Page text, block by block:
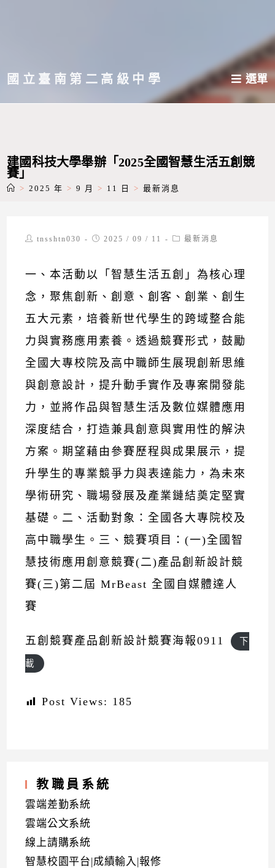
主國立臺南第二高級中學 選單
建國科技大學舉辦「2025全國智慧生活五創競
賽」
> 2025 年 > 9 月 > 11 日 > 最新消息
Posttnsshtn030
Post2025 / 09 / 11
Post最新消息
一、本活動以「智慧生活五創」為核心理
念，聚焦創新、創意、創客、創業、創生
五大元素，培養新世代學生的跨域整合能
力與實務應用素養。透過競賽形式，鼓勵
全國大專校院及高中職師生展現創新思維
與創意設計，提升動手實作及專案開發能
力，並將作品與智慧生活及數位媒體應用
深度結合，打造兼具創意與實用性的解決
方案。期望藉由參賽歷程與成果展示，提
升學生的專業競爭力與表達能力，為未來
學術研究、職場發展及產業鏈結奠定堅實
基礎。二、活動對象：全國各大專院校及
高中職學生。三、競賽項目：(一)全國智
慧技術應用創意競賽(二)產品創新設計競
賽(三)第二屆 MrBeast 全國自媒體達人
賽
五創競賽產品創新設計競賽海報0911 下
載
Post Views: 185
教職員系統
雲端差勤系統
雲端公文系統
線上請購系統
智慧校園平台|成績輸入|報修